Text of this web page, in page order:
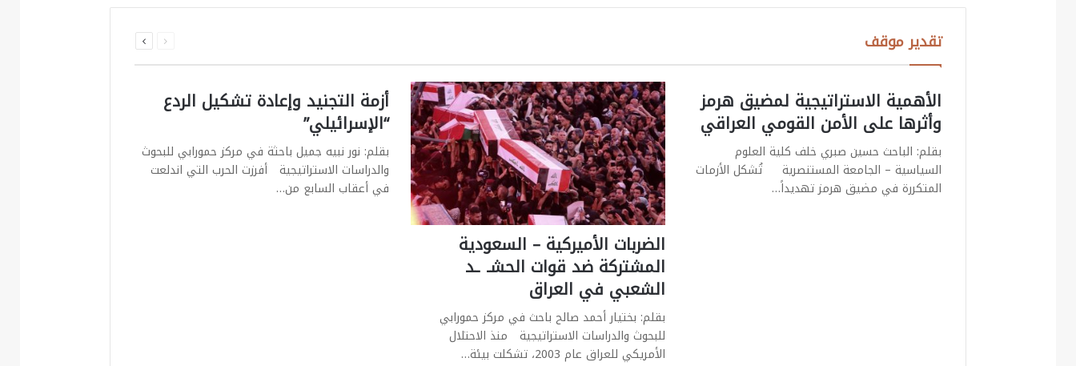
تقدير موقف
الصفحة
الأهمية الاستراتيجية لمضيق هرمز
وأثرها على الأمن القومي العراقي
بقلم: الباحث حسين صبري خلف كلية العلوم
السياسية – الجامعة المستنصرية تُشكل الأزمات
المتكررة في مضيق هرمز تهديداً…
الضربات الأميركية – السعودية
المشتركة ضد قوات الحشـ ـد
الشعبي في العراق
بقلم: بختیار أحمد صالح باحث في مركز حمورابي
للبحوث والدراسات الاستراتيجية منذ الاحتلال
الأمريكي للعراق عام 2003، تشكلت بيئة…
أزمة التجنيد وإعادة تشكيل الردع
“الإسرائيلي”
بقلم: نور نبيه جميل باحثة في مركز حمورابي للبحوث
والدراسات الاستراتيجية أفرزت الحرب التي اندلعت
في أعقاب السابع من…